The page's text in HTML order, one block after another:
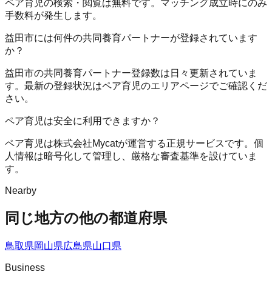
ペア育児の検索・閲覧は無料です。マッチング成立時にのみ
手数料が発生します。
益田市には何件の共同養育パートナーが登録されています
か？
益田市の共同養育パートナー登録数は日々更新されていま
す。最新の登録状況はペア育児のエリアページでご確認くだ
さい。
ペア育児は安全に利用できますか？
ペア育児は株式会社Mycatが運営する正規サービスです。個
人情報は暗号化して管理し、厳格な審査基準を設けていま
す。
Nearby
同じ地方の他の都道府県
鳥取県岡山県広島県山口県
Business